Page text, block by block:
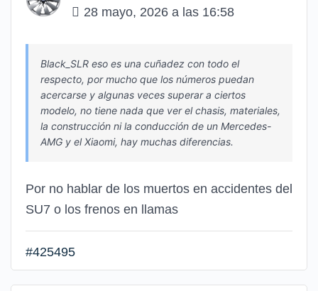
28 mayo, 2026 a las 16:58
Black_SLR eso es una cuñadez con todo el
respecto, por mucho que los números puedan
acercarse y algunas veces superar a ciertos
modelo, no tiene nada que ver el chasis, materiales,
la construcción ni la conducción de un Mercedes-
AMG y el Xiaomi, hay muchas diferencias.
Por no hablar de los muertos en accidentes del
SU7 o los frenos en llamas
#425495